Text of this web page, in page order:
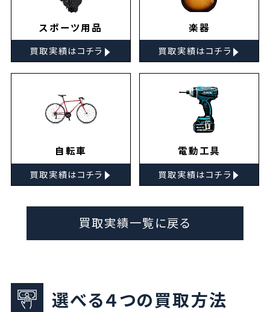
スポーツ用品
買取実績はコチラ ▸
楽器
買取実績はコチラ ▸
自転車
買取実績はコチラ ▸
電動工具
買取実績はコチラ ▸
買取実績一覧に戻る
選べる４つの買取方法